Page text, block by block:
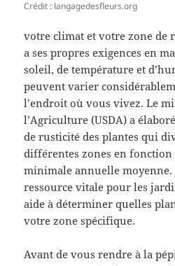
Crédit : langagedesfleurs.org
votre climat et votre zone de
a ses propres exigences en
soleil, de température et
peuvent varier
l’endroit où vous vivez. Le
l’Agriculture (USDA) a
de rusticité des plantes qui
différentes zones en
minimale annuelle moyenne.
ressource vitale pour les
aide à déterminer quelles
votre zone spécifique.
Avant de vous rendre à la